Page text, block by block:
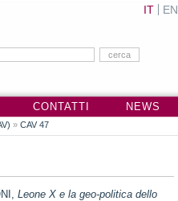
IT EN
CONTATTI NEWS
» CAV 47
Leone X e la geo-politica dello